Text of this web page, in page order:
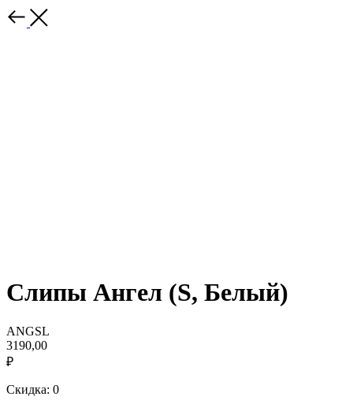
Слипы Ангел (S, Белый)
ANGSL
3190,00
₽
Скидка: 0